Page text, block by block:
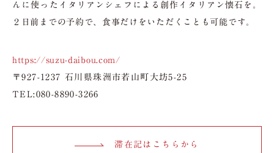
んに使ったイタリアンシェフによる創作イタリアン懐石を。
２日前までの予約で、食事だけをいただくことも可能です。
https://suzu-daibou.com/
〒927-1237 石川県珠洲市若山町大坊5-25
TEL:080-8890-3266
滞在記はこちらから